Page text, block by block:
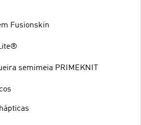
Fusionskin
semimeia PRIMEKNIT